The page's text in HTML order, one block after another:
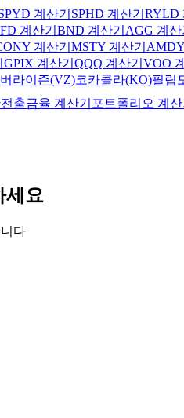
계산기 SPHD 계산기 RYLD
계산기 BND 계산기 AGG 계산
계산기 MSTY 계산기 AMDY
GPIX 계산기 QQQ 계산기 VOO
버라이즌(VZ)코카콜라(KO)필립
출금율 계산기 포트폴리오 계산
세요
다